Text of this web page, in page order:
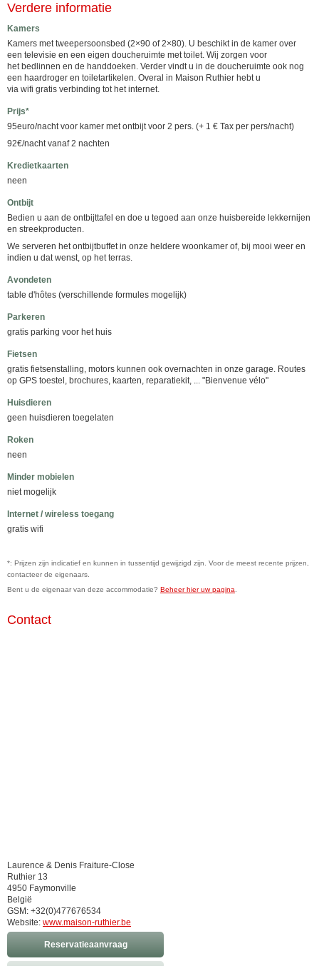
Verdere informatie
Kamers
Kamers met tweepersoonsbed (2×90 of 2×80). U beschikt in de kamer over
een televisie en een eigen doucheruimte met toilet. Wij zorgen voor
het bedlinnen en de handdoeken. Verder vindt u in de doucheruimte ook nog
een haardroger en toiletartikelen. Overal in Maison Ruthier hebt u
via wifi gratis verbinding tot het internet.
Prijs*
95euro/nacht voor kamer met ontbijt voor 2 pers. (+ 1 € Tax per pers/nacht)
92€/nacht vanaf 2 nachten
Kredietkaarten
neen
Ontbijt
Bedien u aan de ontbijttafel en doe u tegoed aan onze huisbereide lekkernijen
en streekproducten.
We serveren het ontbijtbuffet in onze heldere woonkamer of, bij mooi weer en
indien u dat wenst, op het terras.
Avondeten
table d'hôtes (verschillende formules mogelijk)
Parkeren
gratis parking voor het huis
Fietsen
gratis fietsenstalling, motors kunnen ook overnachten in onze garage. Routes
op GPS toestel, brochures, kaarten, reparatiekit, ... "Bienvenue vélo"
Huisdieren
geen huisdieren toegelaten
Roken
neen
Minder mobielen
niet mogelijk
Internet / wireless toegang
gratis wifi
*: Prijzen zijn indicatief en kunnen in tussentijd gewijzigd zijn. Voor de meest recente prijzen,
contacteer de eigenaars.
Bent u de eigenaar van deze accommodatie? Beheer hier uw pagina
Contact
Laurence & Denis Fraiture-Close
Ruthier 13
4950 Faymonville
België
GSM: +32(0)477676534
Website: www.maison-ruthier.be
Reservatieaanvraag